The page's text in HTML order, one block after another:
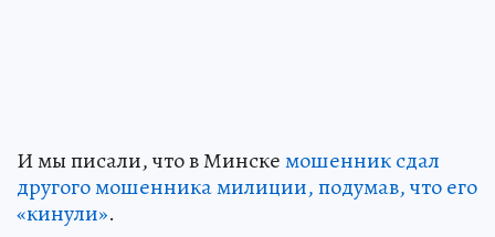
И мы писали, что в Минскемошенник сдал
другого мошенника милиции, подумав, что его
«кинули».